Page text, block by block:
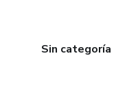
Sin categoría